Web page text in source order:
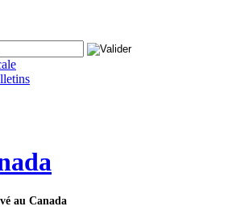
au Canada